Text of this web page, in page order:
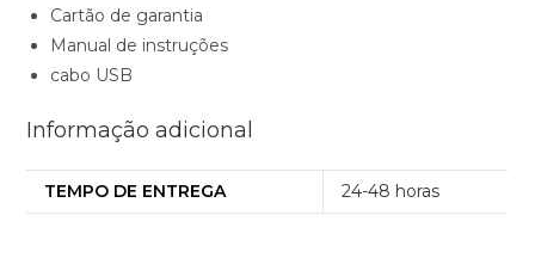
Cartão de garantia
Manual de instruções
cabo USB
Informação adicional
TEMPO DE ENTREGA 24-48 horas